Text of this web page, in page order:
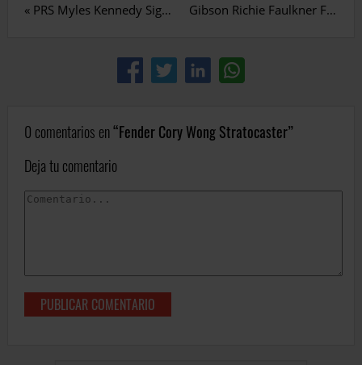
« PRS Myles Kennedy Signature Gibson Richie Faulkner Flying V
0 comentarios en Fender Cory Wong Stratocaster
Deja tu comentario